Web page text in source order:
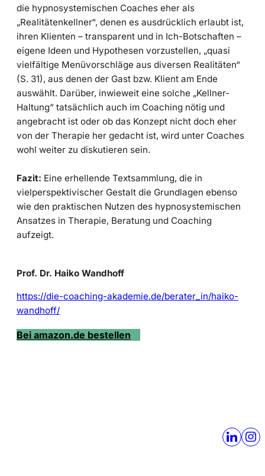
die hypnosystemischen Coaches eher als
„Realitätenkellner“, denen es ausdrücklich erlaubt ist,
ihren Klienten – transparent und in Ich-Botschaften –
eigene Ideen und Hypothesen vorzustellen, „quasi
vielfältige Menüvorschläge aus diversen Realitäten“
(S. 31), aus denen der Gast bzw. Klient am Ende
auswählt. Darüber, inwieweit eine solche „Kellner-
Haltung“ tatsächlich auch im Coaching nötig und
angebracht ist oder ob das Konzept nicht doch eher
von der Therapie her gedacht ist, wird unter Coaches
wohl weiter zu diskutieren sein.
Fazit: Eine erhellende Textsammlung, die in
vielperspektivischer Gestalt die Grundlagen ebenso
wie den praktischen Nutzen des hypnosystemischen
Ansatzes in Therapie, Beratung und Coaching
aufzeigt.
Prof. Dr. Haiko Wandhoff
https://die-coaching-akademie.de/berater_in/haiko-
wandhoff/
Bei amazon.de bestellen